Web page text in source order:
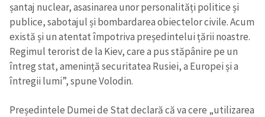
Trimite o informație
Despre ZdG
șantaj nuclear, asasinarea unor personalități politice și
publice, sabotajul și bombardarea obiectelor civile. Acum
există și un atentat împotriva președintelui țării noastre.
Regimul terorist de la Kiev, care a pus stăpânire pe un
întreg stat, amenință securitatea Rusiei, a Europei și a
întregii lumi”, spune Volodin.
Președintele Dumei de Stat declară că va cere „utilizarea